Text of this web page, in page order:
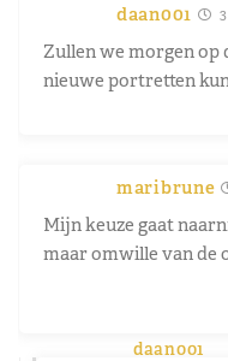
daan001
Zullen we morgen op
nieuwe portretten
maribrune
Mijn keuze gaat
maar omwille van de
daan001